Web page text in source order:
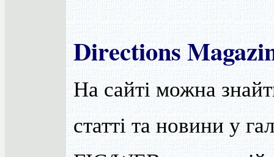
Directions
На сайті можна
статті та новини у